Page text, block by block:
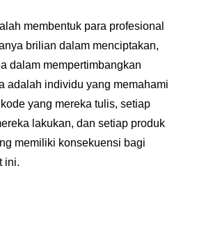
membentuk para profesional
brilian dalam menciptakan,
dalam mempertimbangkan
adalah individu yang memahami
yang mereka tulis, setiap
lakukan, dan setiap produk
memiliki konsekuensi bagi
ini.